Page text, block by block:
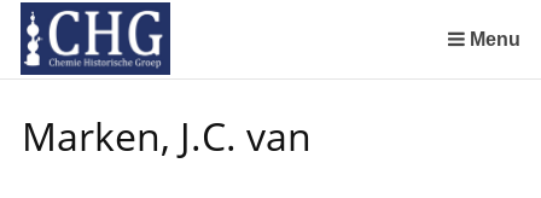
links
over
naar
de
Menu
Marken, J.C. van